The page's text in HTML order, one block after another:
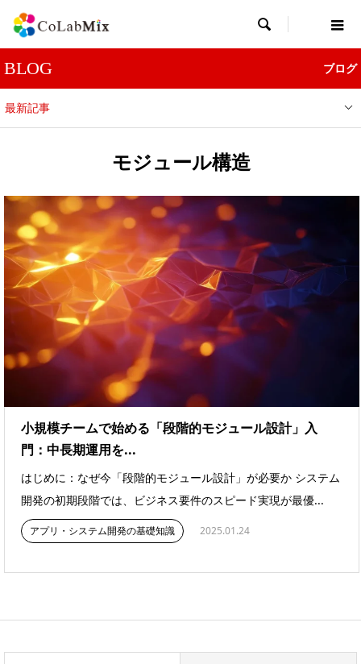

BLOG ブログ
最新記事
モジュール構造
小規模チームで始める「段階的モジュール設計」入
門：中長期運用を...
はじめに：なぜ今「段階的モジュール設計」が必要か システム
開発の初期段階では、ビジネス要件のスピード実現が最優...
アプリ・システム開発の基礎知識 2025.01.24